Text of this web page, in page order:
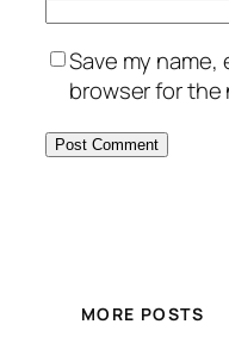
Save my
browser for the
MORE POSTS